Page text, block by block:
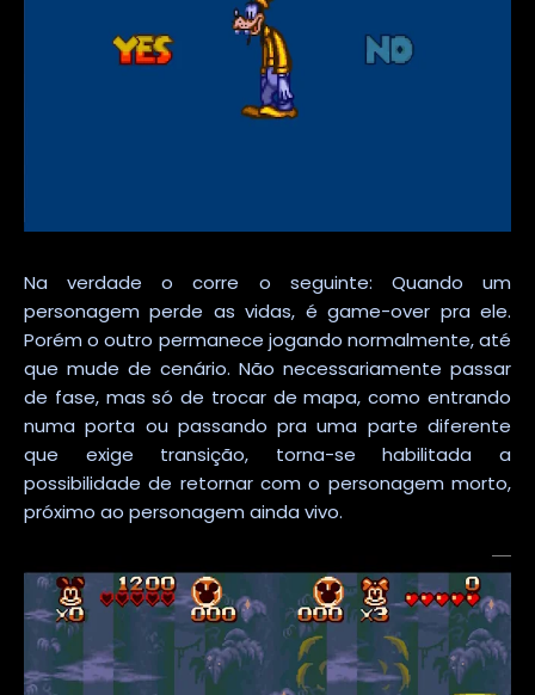
Na verdade o corre o seguinte: Quando um
personagem perde as vidas, é game-over pra ele.
Porém o outro permanece jogando normalmente, até
que mude de cenário. Não necessariamente passar
de fase, mas só de trocar de mapa, como entrando
numa porta ou passando pra uma parte diferente
que exige transição, torna-se habilitada a
possibilidade de retornar com o personagem morto,
próximo ao personagem ainda vivo.